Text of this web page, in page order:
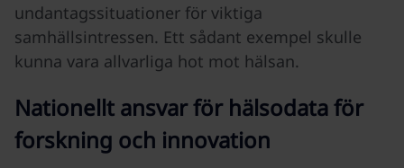
undantagssituationer för viktiga
samhällsintressen. Ett sådant exempel skulle
kunna vara allvarliga hot mot hälsan.
Nationellt ansvar för hälsodata för
forskning och innovation